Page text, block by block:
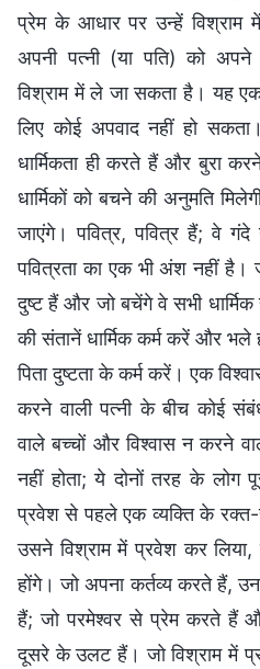
प्रेम के आधार पर उन्हें
अपनी पत्नी (या पति) को
विश्राम में ले जा सकता है। यह
लिए कोई अपवाद नहीं हो
धार्मिकता ही करते हैं और बुरा
धार्मिकों को बचने की अनुमति
जाएंगे। पवित्र, पवित्र हैं; वे
पवित्रता का एक भी अंश नहीं है।
दुष्ट हैं और जो बचेंगे वे सभी
की संतानें धार्मिक कर्म करें और भले
पिता दुष्टता के कर्म करें। एक
करने वाली पत्नी के बीच कोई
वाले बच्चों और विश्वास न करने
नहीं होता; ये दोनों तरह के लोग
प्रवेश से पहले एक व्यक्ति के
उसने विश्राम में प्रवेश कर
होंगे। जो अपना कर्तव्य करते हैं,
हैं; जो परमेश्वर से प्रेम करते हैं
दूसरे के उलट हैं। जो विश्राम में